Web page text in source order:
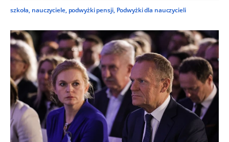
szkoła, nauczyciele, podwyżki pensji, Podwyżki dla nauczycieli